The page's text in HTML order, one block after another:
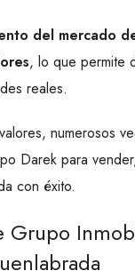
del mercado
, lo que permite
reales.
numerosos
Darek para
con éxito.
Grupo